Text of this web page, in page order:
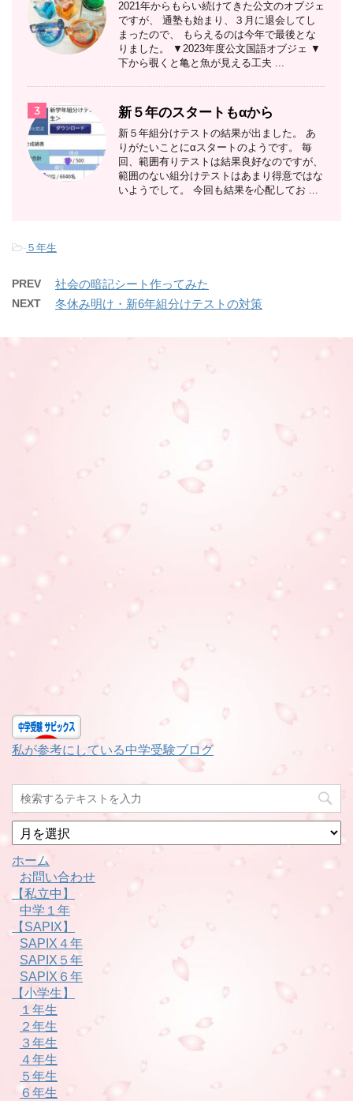
2021年からもらい続けてきた公文のオブジェ
ですが、 通塾も始まり、３月に退会してし
まったので、 もらえるのは今年で最後とな
りました。 ▼2023年度公文国語オブジェ ▼
下から覗くと亀と魚が見える工夫 ...
3 新５年のスタートもαから
新５年組分けテストの結果が出ました。 あ
りがたいことにαスタートのようです。 毎
回、範囲有りテストは結果良好なのですが、
範囲のない組分けテストはあまり得意ではな
いようでして。 今回も結果を心配してお ...
- ５年生
PREV 社会の暗記シート作ってみた
NEXT 冬休み明け・新6年組分けテストの対策
私が参考にしている中学受験ブログ
月
別
ホーム
お問い合わせ
【私立中】
中学１年
【SAPIX】
SAPIX４年
SAPIX５年
SAPIX６年
【小学生】
１年生
２年生
３年生
４年生
５年生
６年生